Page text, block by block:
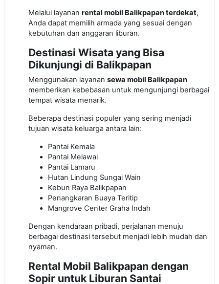
Melalui layanan rental mobil Balikpapan terdekat,
Anda dapat memilih armada yang sesuai dengan
kebutuhan dan anggaran liburan.
Destinasi Wisata yang Bisa
Dikunjungi di Balikpapan
Menggunakan layanan sewa mobil Balikpapan
memberikan kebebasan untuk mengunjungi berbagai
tempat wisata menarik.
Beberapa destinasi populer yang sering menjadi
tujuan wisata keluarga antara lain:
Pantai Kemala
Pantai Melawai
Pantai Lamaru
Hutan Lindung Sungai Wain
Kebun Raya Balikpapan
Penangkaran Buaya Teritip
Mangrove Center Graha Indah
Dengan kendaraan pribadi, perjalanan menuju
berbagai destinasi tersebut menjadi lebih mudah dan
nyaman.
Rental Mobil Balikpapan dengan
Sopir untuk Liburan Santai